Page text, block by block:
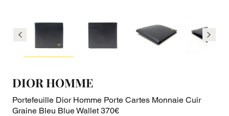
DIOR HOMME
Portefeuille Dior Homme Porte Cartes Monnaie Cuir
Graine Bleu Blue Wallet 370€